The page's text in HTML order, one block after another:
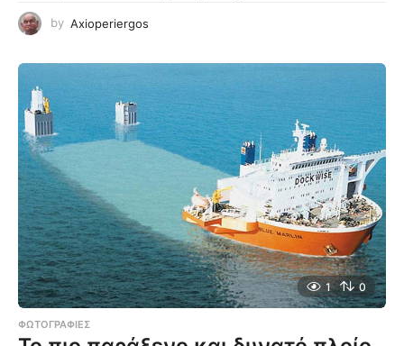
by Axioperiergos
1 0
ΦΩΤΟΓΡΑΦΊΕΣ